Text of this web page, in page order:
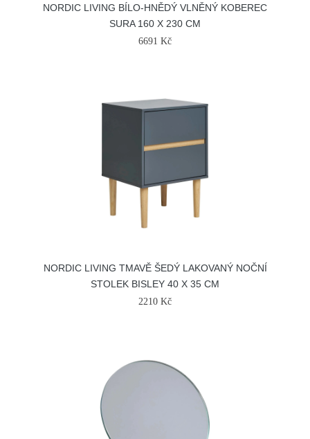
NORDIC LIVING BÍLO-HNĚDÝ VLNĚNÝ KOBEREC
SURA 160 X 230 CM
6691 Kč
NORDIC LIVING TMAVĚ ŠEDÝ LAKOVANÝ NOČNÍ
STOLEK BISLEY 40 X 35 CM
2210 Kč